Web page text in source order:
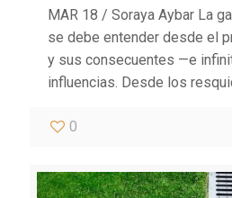
MAR 18 / Soraya Aybar La
se debe entender desde el
y sus consecuentes —e
influencias. Desde los
0